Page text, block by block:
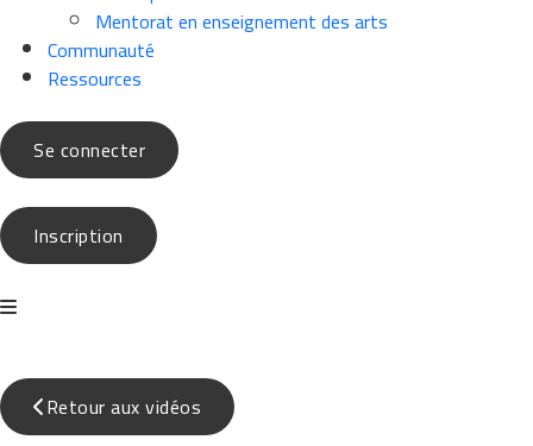
Mentorat en enseignement des arts
Communauté
Ressources
Se connecter
Inscription
Retour aux vidéos